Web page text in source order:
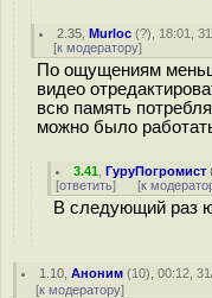
2.35 ,Murloc (?), 18:01,
[к модератору]
По ощущениям
видео
всю память
можно было
3.41 ,ГуруПогромист
[ответить] [к
В следующий раз
1.10 ,Аноним (10), 00:12,
[к модератору]